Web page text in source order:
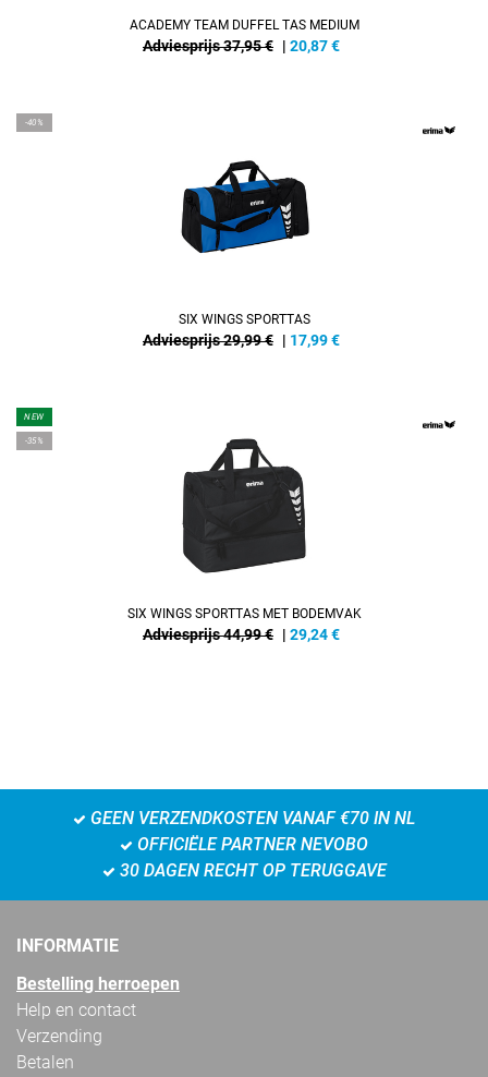
ACADEMY TEAM DUFFEL TAS MEDIUM
Adviesprijs 37,95 € | 20,87€
-40%
SIX WINGS SPORTTAS
Adviesprijs 29,99 € | 17,99€
NEW
-35%
SIX WINGS SPORTTAS MET BODEMVAK
Adviesprijs 44,99 € | 29,24€
GEEN VERZENDKOSTEN VANAF €70 IN NL
OFFICIËLE PARTNER NEVOBO
30 DAGEN RECHT OP TERUGGAVE
INFORMATIE
Bestelling herroepen
Help en contact
Verzending
Betalen